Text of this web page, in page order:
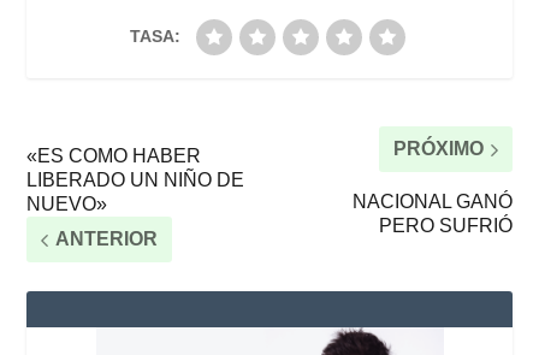
TASA:
«ES COMO HABER
LIBERADO UN NIÑO DE
NUEVO»
ANTERIOR
PRÓXIMO
NACIONAL GANÓ
PERO SUFRIÓ